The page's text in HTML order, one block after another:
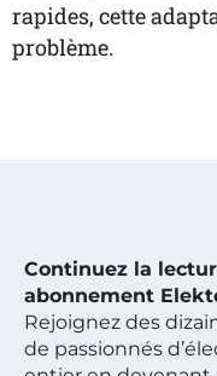
rapides, cette
problème.
Continuez la
abonnement
Rejoignez des
de passionnés